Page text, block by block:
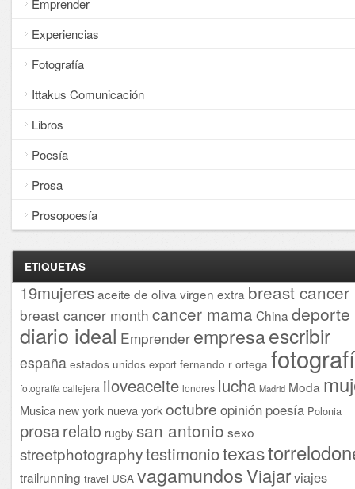
Emprender
Experiencias
Fotografía
Ittakus Comunicación
Libros
Poesía
Prosa
Prosopoesía
ETIQUETAS
19mujeresaceite de oliva virgen extra breast cancer
breast cancer month cancer mama China deporte
diario ideal Emprender empresaescribir
españa estados unidos export fernando r ortega
fotografía callejera iloveaceite londres lucha Madrid Moda
Musica new york nueva yorkoctubre opinión poesía Polonia
prosarelato rugby san antonio sexo
streetphotographytestimoniotexas
trailrunning travel USA vagamundosViajarviajes